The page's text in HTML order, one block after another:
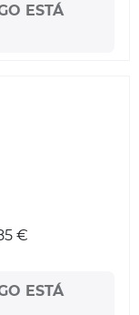
ESTÁ
€
ESTÁ